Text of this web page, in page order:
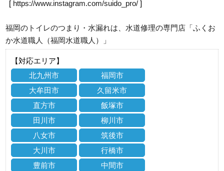
[ https://www.instagram.com/suido_pro/ ]
福岡のトイレのつまり・水漏れは、水道修理の専門店「ふくお
か水道職人（福岡水道職人）」
【対応エリア】
北九州市
福岡市
大牟田市
久留米市
直方市
飯塚市
田川市
柳川市
八女市
筑後市
大川市
行橋市
豊前市
中間市